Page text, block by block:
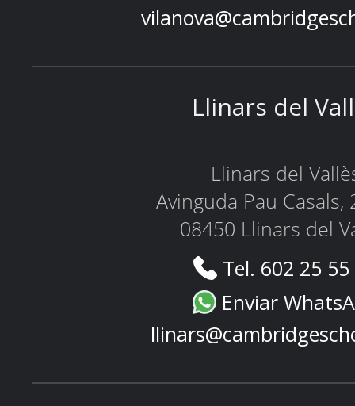
Llinars del
Llinars del
Avinguda Pau Casals,
08450 Llinars del
Tel. 602 25
Enviar